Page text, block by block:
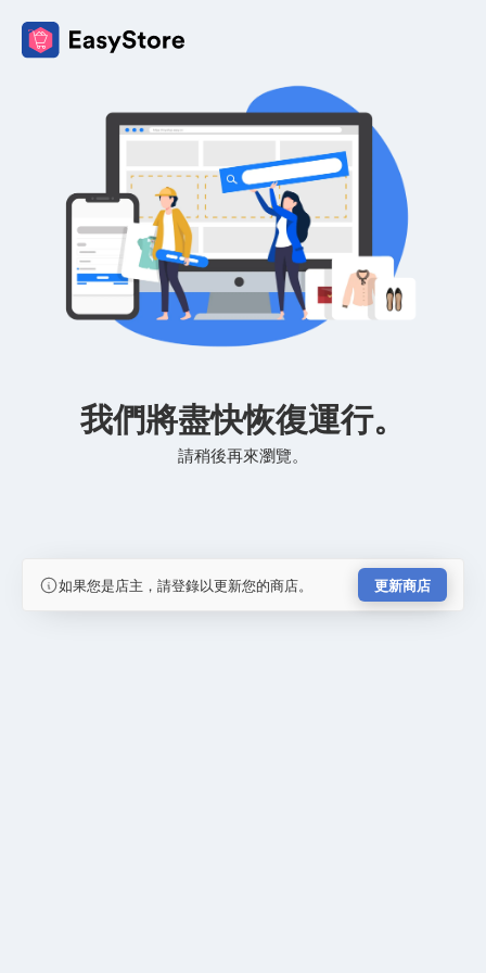
我們將盡快恢復運行。
請稍後再來瀏覽。
如果您是店主，請登錄以更新您的商店。 更新商店